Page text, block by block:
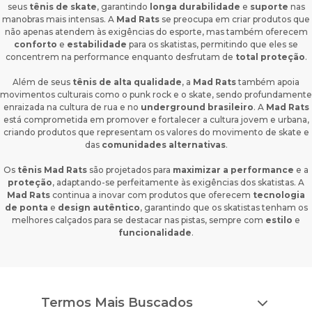
seus tênis de skate, garantindo longa durabilidade e suporte nas
manobras mais intensas. A Mad Rats se preocupa em criar produtos que
não apenas atendem às exigências do esporte, mas também oferecem
conforto e estabilidade para os skatistas, permitindo que eles se
concentrem na performance enquanto desfrutam de total proteção.
Além de seus tênis de alta qualidade, a Mad Ratstambém apoia
movimentos culturais como o punk rock e o skate, sendo profundamente
enraizada na cultura de rua e no underground brasileiro. A Mad Rats
está comprometida em promover e fortalecer a cultura jovem e urbana,
criando produtos que representam os valores do movimento de skate e
das comunidades alternativas.
Os tênis Mad Rats são projetados para maximizar a performance e a
proteção, adaptando-se perfeitamente às exigências dos skatistas. A
Mad Rats continua a inovar com produtos que oferecem tecnologia
de ponta e design autêntico, garantindo que os skatistas tenham os
melhores calçados para se destacar nas pistas, sempre com estilo e
funcionalidade.
Termos Mais Buscados